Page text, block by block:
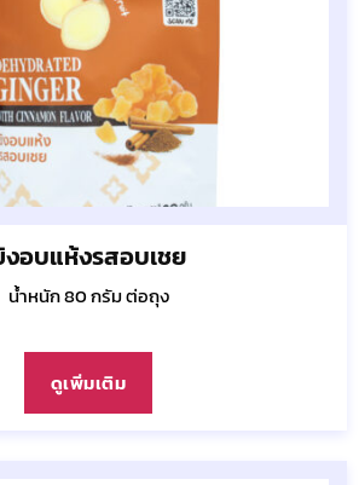
อบแห้งรสอบเชย
น้ำหนัก 80 กรัม ต่อถุง
ดูเพิ่มเติม